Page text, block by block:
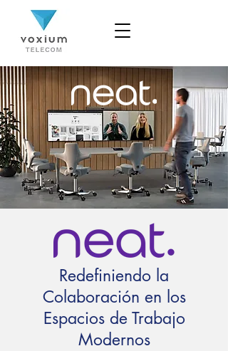
Redefiniendo la
Colaboración en los
Espacios de Trabajo
Modernos